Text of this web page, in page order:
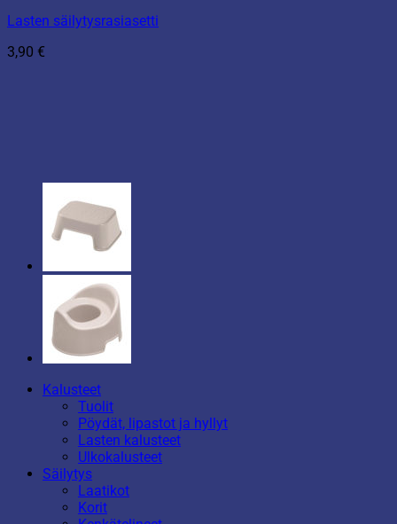
Lasten säilytysrasiasetti
3,90 €
Kalusteet
Tuolit
Pöydät, lipastot ja hyllyt
Lasten kalusteet
Ulkokalusteet
Säilytys
Laatikot
Korit